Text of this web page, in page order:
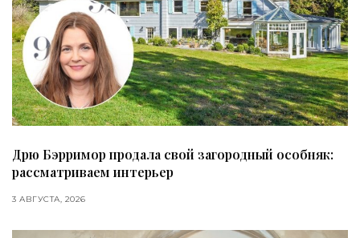
Дрю Бэрримор продала свой загородный особняк:
рассматриваем интерьер
3 АВГУСТА, 2026